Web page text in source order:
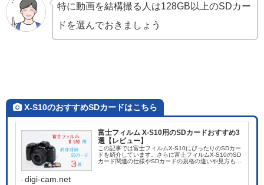
特に動画を結構撮る人は128GB以上のSDカー
ドを選んでおきましょう
X-S10のおすすめSDカードはこちら
富士フィルム X-S10用のSDカードおすすめ3
選【レビュー】
この記事では富士フィルムX-S10にぴったりのSDカー
ドを紹介しています。さらに富士フィルムX-S10のSD
カード関連の仕様やSDカードの規格の違いや見方もな
digi-cam.net